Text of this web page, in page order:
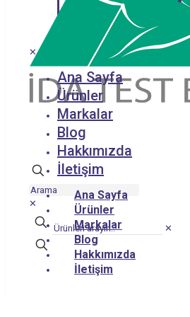
✕
✕
✕
Ana Sayfa
Ürünler
Markalar
Blog
Hakkımızda
İletişim
Ana Sayfa
Ürünler
Markalar
Blog
Hakkımızda
İletişim